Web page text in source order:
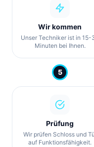
Wir kommen
Unser Techniker ist in 15-
Minuten bei Ihnen.
5
Prüfung
Wir prüfen Schloss und
auf Funktionsfähigkeit.